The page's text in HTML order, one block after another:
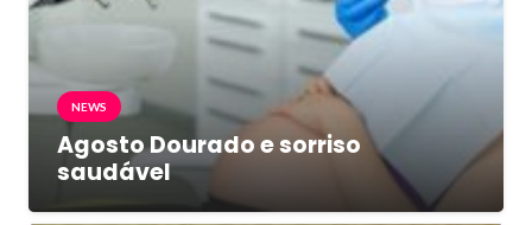
NEWS
Agosto Dourado e sorriso
saudável